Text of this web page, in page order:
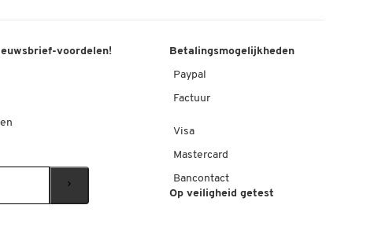
voordelen! Betalingsmogelijkheden
Paypal
Factuur
Visa
Mastercard
Bancontact
Op veiligheid getest